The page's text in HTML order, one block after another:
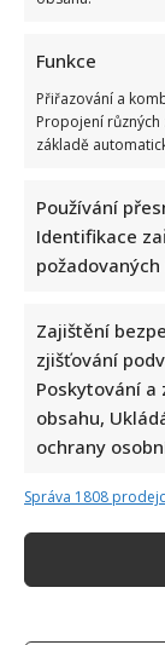
Funkce
Přiřazování a
Propojení různých
základě
Používání
Identifikace
Zajištění
zjišťování
Poskytování a
obsahu,
ochrany
Správa 1808
Vaše e-
Vyžadované